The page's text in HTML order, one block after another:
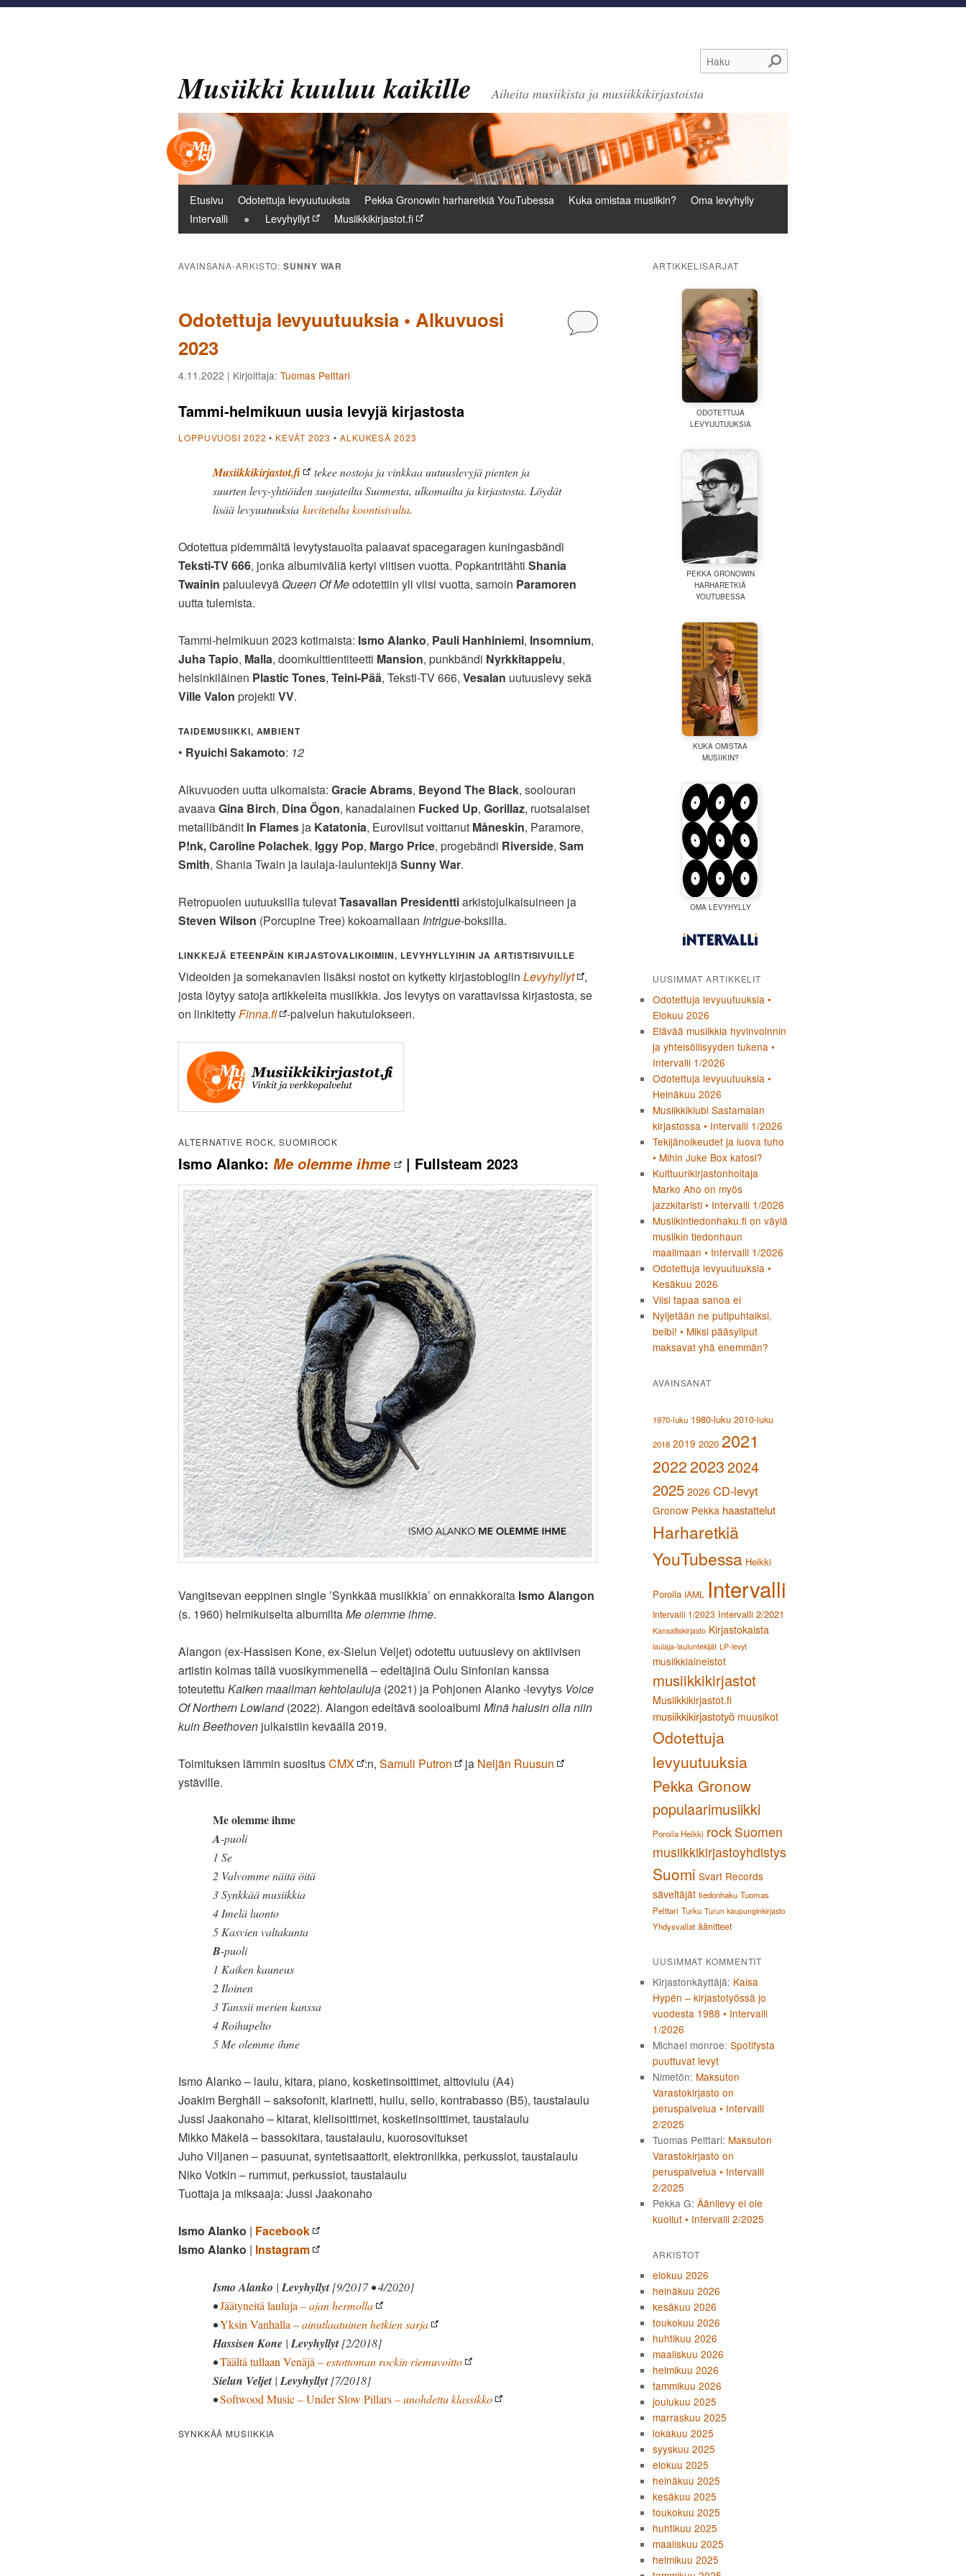
Haku
Musiikki kuuluu kaikille Aiheita musiikista ja musiikkikirjastoista
Päävalikko
Etusivu Odotettuja levyuutuuksia Pekka Gronowin harharetkiä YouTubessa Kuka omistaa musiikin?
Oma levyhylly
Intervalli
Levyhyllyt Musiikkikirjastot.fi
AVAINSANA-ARKISTO:SUNNY WAR
Odotettuja levyuutuuksia • Alkuvuosi
2023
Kommentoi
4.11.2022 | Kirjoittaja: Tuomas Pelttari
Tammi-helmikuun uusia levyjä kirjastosta
LOPPUVUOSI 2022 • KEVÄT 2023 • ALKUKESÄ 2023
Musiikkikirjastot.fi
tekee nostoja ja vinkkaa uutuuslevyjä pienten ja
suurten levy-yhtiöiden suojateilta Suomesta, ulkomailta ja kirjastosta. Löydät
lisää levyuutuuksia kuvitetulta koontisivulta.
Odotettua pidemmältä levytystauolta palaavat spacegaragen kuningasbändi
Teksti-TV 666, jonka albumiväliä kertyi viitisen vuotta. Popkantritähti Shania
Twainin paluulevyä Queen Of Meodotettiin yli viisi vuotta, samoin Paramoren
uutta tulemista.
Tammi-helmikuun 2023 kotimaista: Ismo Alanko, Pauli Hanhiniemi, Insomnium,
Juha Tapio, Malla, doomkulttientiteetti Mansion, punkbändi Nyrkkitappelu,
helsinkiläinen Plastic Tones, Teini-Pää, Teksti-TV 666, Vesalan uutuuslevy sekä
Ville Valon projekti VV.
TAIDEMUSIIKKI, AMBIENT
• Ryuichi Sakamoto: 12
Alkuvuoden uutta ulkomaista: Gracie Abrams, Beyond The Black, soolouran
avaavaGina Birch, Dina Ögon, kanadalainen Fucked Up, Gorillaz, ruotsalaiset
metallibändit In Flames ja Katatonia, Euroviisut voittanut Måneskin, Paramore,
P!nk, Caroline Polachek, Iggy Pop, Margo Price, progebändi Riverside, Sam
Smith, Shania Twain ja laulaja-lauluntekijäSunny War.
Retropuolen uutuuksilla tulevatTasavallan Presidenttiarkistojulkaisuineen ja
Steven Wilson (Porcupine Tree) kokoamallaan Intrigue-boksilla.
LINKKEJÄ ETEENPÄIN KIRJASTOVALIKOIMIIN, LEVYHYLLYIHIN JA ARTISTISIVUILLE
Videoiden ja somekanavien lisäksi nostot on kytketty kirjastoblogiin Levyhyllyt
,
josta löytyy satoja artikkeleita musiikkia. Jos levytys on varattavissa kirjastosta, se
on linkitettyFinna.fi -palvelun hakutulokseen.
ALTERNATIVE ROCK, SUOMIROCK
Ismo Alanko: Me olemme ihme | Fullsteam 2023
Vangitsevan eeppinen single ’Synkkää musiikkia’ on ennakkoraita Ismo Alangon
(s. 1960) helmikuiselta albumiltaMe olemme ihme.
Alangon (ex-Hassisen Kone, ex-Sielun Veljet) odotettu uutuuslevy on aktiivisen
artistin kolmas tällä vuosikymmenellä – edeltäjinä Oulu Sinfonian kanssa
toteutettu Kaiken maailman kehtolauluja (2021) ja Pohjonen Alanko -levytys Voice
Of Northern Lowland(2022). Alangon edeltävä sooloalbumi Minä halusin olla niin
kuin Beethoven julkaistiin keväällä 2019.
Toimituksen lämmin suositusCMX :n, Samuli Putron ja Neljän Ruusun
ystäville.
Me olemme ihme
A-puoli
1 Se
2 Valvomme näitä öitä
3 Synkkää musiikkia
4 Imelä luonto
5 Kasvien valtakunta
B-puoli
1 Kaiken kauneus
2 Iloinen
3 Tanssii merien kanssa
4 Roihupelto
5 Me olemme ihme
Ismo Alanko – laulu, kitara, piano, kosketinsoittimet, alttoviulu (A4)
Joakim Berghäll – saksofonit, klarinetti, huilu, sello, kontrabasso (B5), taustalaulu
Jussi Jaakonaho – kitarat, kielisoittimet, kosketinsoittimet, taustalaulu
Mikko Mäkelä – bassokitara, taustalaulu, kuorosovitukset
Juho Viljanen – pasuunat, syntetisaattorit, elektroniikka, perkussiot, taustalaulu
Niko Votkin – rummut, perkussiot, taustalaulu
Tuottaja ja miksaaja: Jussi Jaakonaho
Ismo Alanko | Facebook
Ismo Alanko | Instagram
Ismo Alanko |Levyhyllyt[9/2017 • 4/2020]
•Jäätyneitä lauluja– ajan hermolla
•Yksin Vanhalla– ainutlaatuinen hetkien sarja
Hassisen Kone |Levyhyllyt[2/2018]
•Täältä tullaan Venäjä– estottoman rockin riemuvoitto
Sielun Veljet|Levyhyllyt[7/2018]
•Softwood Music – Under Slow Pillars– unohdettu klassikko
SYNKKÄÄ MUSIIKKIA
ARTIKKELISARJAT
ODOTETTUJA
LEVYUUTUUKSIA
PEKKA GRONOWIN
HARHARETKIÄ
YOUTUBESSA
KUKA OMISTAA
MUSIIKIN?
OMA LEVYHYLLY
UUSIMMAT ARTIKKELIT
Odotettuja levyuutuuksia •
Elokuu 2026
Elävää musiikkia hyvinvoinnin
ja yhteisöllisyyden tukena •
Intervalli 1/2026
Odotettuja levyuutuuksia •
Heinäkuu 2026
Musiikkiklubi Sastamalan
kirjastossa • Intervalli 1/2026
Tekijänoikeudet ja luova tuho
• Mihin Juke Box katosi?
Kulttuurikirjastonhoitaja
Marko Aho on myös
jazzkitaristi • Intervalli 1/2026
Musiikintiedonhaku.fi on väylä
musiikin tiedonhaun
maailmaan • Intervalli 1/2026
Odotettuja levyuutuuksia •
Kesäkuu 2026
Viisi tapaa sanoa ei
Nyljetään ne putipuhtaiksi,
beibi! • Miksi pääsyliput
maksavat yhä enemmän?
AVAINSANAT
1970-luku 1980-luku 2010-luku
2018 2019 2020 2021
2022 20232024
2025 2026 CD-levyt
Gronow Pekka haastattelut
Harharetkiä
YouTubessa Heikki
Poroila IAML Intervalli
Intervalli 1/2023 Intervalli 2/2021
Kansalliskirjasto Kirjastokaista
laulaja-lauluntekijät LP-levyt
musiikkiaineistot
musiikkikirjastot
Musiikkikirjastot.fi
musiikkikirjastotyö muusikot
Odotettuja
levyuutuuksia
Pekka Gronow
populaarimusiikki
Poroila Heikki rock Suomen
musiikkikirjastoyhdistys
Suomi Svart Records
säveltäjät tiedonhaku Tuomas
Pelttari Turku Turun kaupunginkirjasto
Yhdysvallat äänitteet
UUSIMMAT KOMMENTIT
Kirjastonkäyttäjä: Kaisa
Hypén – kirjastotyössä jo
vuodesta 1988 • Intervalli
1/2026
Michael monroe: Spotifysta
puuttuvat levyt
Nimetön: Maksuton
Varastokirjasto on
peruspalvelua • Intervalli
2/2025
Tuomas Pelttari: Maksuton
Varastokirjasto on
peruspalvelua • Intervalli
2/2025
Pekka G: Äänilevy ei ole
kuollut • Intervalli 2/2025
ARKISTOT
elokuu 2026
heinäkuu 2026
kesäkuu 2026
toukokuu 2026
huhtikuu 2026
maaliskuu 2026
helmikuu 2026
tammikuu 2026
joulukuu 2025
marraskuu 2025
lokakuu 2025
syyskuu 2025
elokuu 2025
heinäkuu 2025
kesäkuu 2025
toukokuu 2025
huhtikuu 2025
maaliskuu 2025
helmikuu 2025